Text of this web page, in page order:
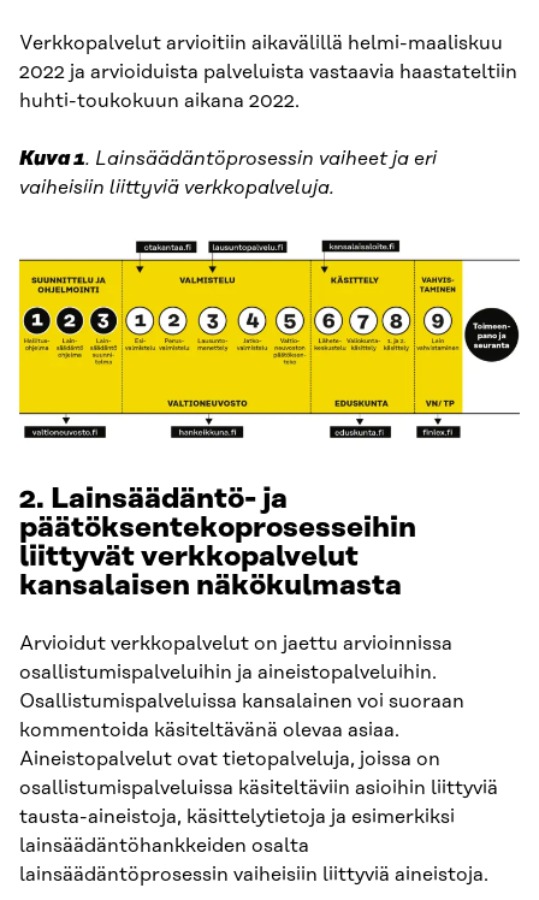
Verkkopalvelut arvioitiin aikavälillä helmi-maaliskuu
2022 ja arvioiduista palveluista vastaavia haastateltiin
huhti-toukokuun aikana 2022.
Kuva 1. Lainsäädäntöprosessin vaiheet ja eri
vaiheisiin liittyviä verkkopalveluja.
2. Lainsäädäntö- ja
päätöksentekoprosesseihin
liittyvät verkkopalvelut
kansalaisen näkökulmasta
Arvioidut verkkopalvelut on jaettu arvioinnissa
osallistumispalveluihin ja aineistopalveluihin.
Osallistumispalveluissa kansalainen voi suoraan
kommentoida käsiteltävänä olevaa asiaa.
Aineistopalvelut ovat tietopalveluja, joissa on
osallistumispalveluissa käsiteltäviin asioihin liittyviä
tausta-aineistoja, käsittelytietoja ja esimerkiksi
lainsäädäntöhankkeiden osalta
lainsäädäntöprosessin vaiheisiin liittyviä aineistoja.